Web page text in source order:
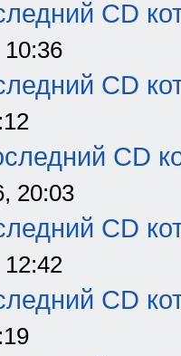
CD
CD
CD
20:03
CD
CD